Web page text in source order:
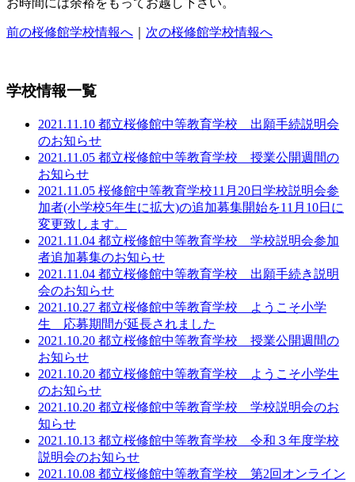
お時間には余裕をもってお越し下さい。
前の桜修館学校情報へ 次の桜修館学校情報へ
学校情報一覧
2021.11.10 都立桜修館中等教育学校 出願手続説明会
のお知らせ
2021.11.05 都立桜修館中等教育学校 授業公開週間の
お知らせ
2021.11.05 桜修館中等教育学校11月20日学校説明会参
加者(小学校5年生に拡大)の追加募集開始を11月10日に
変更致します。
2021.11.04 都立桜修館中等教育学校 学校説明会参加
者追加募集のお知らせ
2021.11.04 都立桜修館中等教育学校 出願手続き説明
会のお知らせ
2021.10.27 都立桜修館中等教育学校 ようこそ小学
生 応募期間が延長されました
2021.10.20 都立桜修館中等教育学校 授業公開週間の
お知らせ
2021.10.20 都立桜修館中等教育学校 ようこそ小学生
のお知らせ
2021.10.20 都立桜修館中等教育学校 学校説明会のお
知らせ
2021.10.13 都立桜修館中等教育学校 令和３年度学校
説明会のお知らせ
2021.10.08 都立桜修館中等教育学校 第2回オンライン